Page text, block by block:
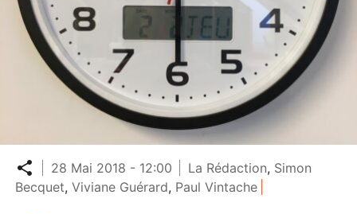
Partager
28 Mai 2018 - 12:00 La Rédaction, Simon
Becquet,Viviane Guérard, Paul Vintache